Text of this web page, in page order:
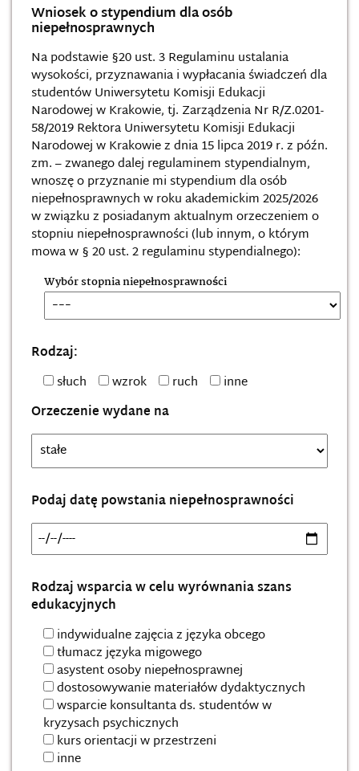
Wniosek o stypendium dla osób
niepełnosprawnych
Na podstawie §20 ust. 3 Regulaminu ustalania
wysokości, przyznawania i wypłacania świadczeń dla
studentów Uniwersytetu Komisji Edukacji
Narodowej w Krakowie, tj. Zarządzenia Nr R/Z.0201-
58/2019 Rektora Uniwersytetu Komisji Edukacji
Narodowej w Krakowie z dnia 15 lipca 2019 r. z późn.
zm. – zwanego dalej regulaminem stypendialnym,
wnoszę o przyznanie mi stypendium dla osób
niepełnosprawnych w roku akademickim 2025/2026
w związku z posiadanym aktualnym orzeczeniem o
stopniu niepełnosprawności (lub innym, o którym
mowa w § 20 ust. 2 regulaminu stypendialnego):
Wybór stopnia niepełnosprawności
Rodzaj:
słuch
wzrok ruch
inne
Orzeczenie wydane na
Podaj datę powstania niepełnosprawności
Rodzaj wsparcia w celu wyrównania szans
edukacyjnych
indywidualne zajęcia z języka obcego
tłumacz języka migowego
asystent osoby niepełnosprawnej
dostosowywanie materiałów dydaktycznych
wsparcie konsultanta ds. studentów w
kryzysach psychicznych
kurs orientacji w przestrzeni
inne